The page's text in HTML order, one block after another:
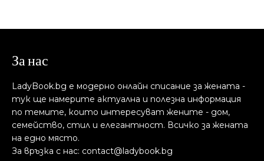
За нас
LadyBook.bg е модерно онлайн списание за жената -
тук ще намерите актуална и полезна информация
по темите, които интересуват жените - дом,
семейство, стил и елегантност. Всичко за жената
на едно място.
За връзка с нас: contact@ladybook.bg